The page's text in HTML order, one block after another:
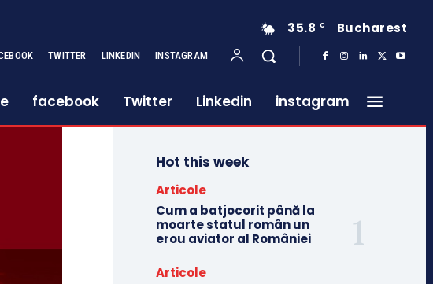
35.8 C Bucharest
TWITTER LINKEDIN INSTAGRAM
facebook Twitter Linkedin instagram
Hot this week
Articole
Cum a batjocorit până la
moarte statul român un
erou aviator al României
Articole